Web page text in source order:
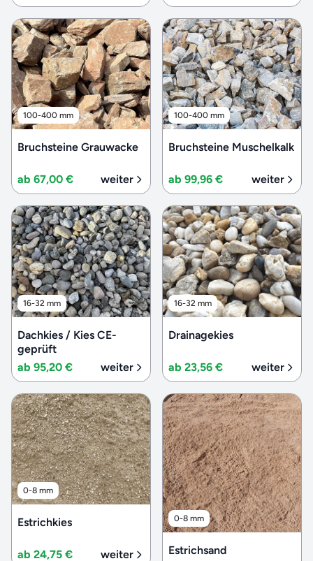
100-400 mm
Bruchsteine Grauwacke
ab 67,00 € weiter
100-400 mm
Bruchsteine Muschelkalk
ab 99,96 € weiter
16-32 mm
Dachkies / Kies CE-
geprüft
ab 95,20 €
weiter
16-32 mm
Drainagekies
ab 23,56 € weiter
0-8 mm
Estrichkies
ab 24,75 € weiter
0-8 mm
Estrichsand